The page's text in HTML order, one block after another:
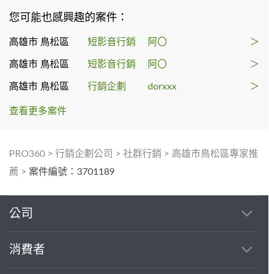
您可能也感興趣的案件：
高雄市 鳥松區 短影音行銷 阿〇 ＞
高雄市 鳥松區 短影音行銷 阿〇 ＞
高雄市 鳥松區 行銷企劃 dorxxx ＞
查看更多案件
PRO360 > 行銷企劃公司 > 社群行銷 > 高雄市鳥松區專家推
薦 > 案件編號：3701189
公司
消費者